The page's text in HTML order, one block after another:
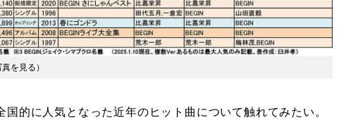
を見る ）
的に人気となった近年のヒット曲について触れてみたい。